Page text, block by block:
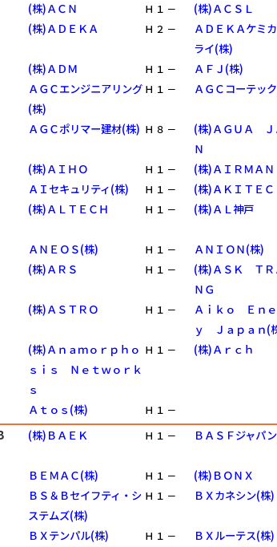
(株)ＡＣＮ Ｈ １ － (株)ＡＣＳＬ
(株)ＡＤＥＫＡ Ｈ ２ －
ＡＤＥＫＡケミ
ライ(株)
(株)ＡＤＭ Ｈ １ － ＡＦＪ(株)
ＡＧＣエンジニアリング
(株)
Ｈ １ － ＡＧＣコーテッ
ＡＧＣポリマー建材(株) Ｈ ８ －
(株)ＡＧＵＡ Ｊ
Ｎ
(株)ＡＩＨＯ Ｈ １ － (株)ＡＩＲＭＡＮ
ＡＩセキュリティ(株) Ｈ １ － (株)ＡＫＩＴＥＣ
(株)ＡＬＴＥＣＨ Ｈ １ － (株)ＡＬ神戸
ＡＮＥＯＳ(株) Ｈ １ － ＡＮＩＯＮ(株)
(株)ＡＲＳ Ｈ １ －
(株)ＡＳＫ ＴＲ
ＮＧ
(株)ＡＳＴＲＯ Ｈ １ －
Ａｉｋｏ Ｅｎ
ｙ Ｊａｐａｎ(
(株)Ａｎａｍｏｒｐｈｏ
ｓｉｓ Ｎｅｔｗｏｒｋ
ｓ
Ｈ １ － (株)Ａｒｃｈ
Ａｔｏｓ(株) Ｈ １ －
(株)ＢＡＥＫ Ｈ １ － ＢＡＳＦジャパ
ＢＥＭＡＣ(株) Ｈ １ － (株)ＢＯＮＸ
ＢＳ＆Ｂセイフティ・シ
ステムズ(株)
Ｈ １ － ＢＸカネシン(株)
ＢＸテンパル(株) Ｈ １ － ＢＸルーテス(株)